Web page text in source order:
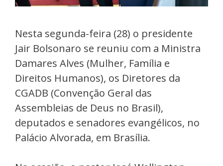
Nesta segunda-feira (28) o presidente
Jair Bolsonaro se reuniu com a Ministra
Damares Alves (Mulher, Família e
Direitos Humanos), os Diretores da
CGADB (Convenção Geral das
Assembleias de Deus no Brasil),
deputados e senadores evangélicos, no
Palácio Alvorada, em Brasília.